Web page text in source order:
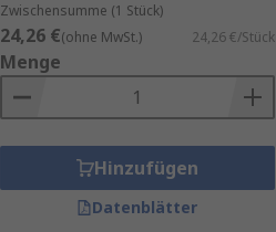
Zwischensumme (1 Stück)
24,26 €(ohne MwSt.) 24,26 €/Stück
Menge
Hinzufügen
Datenblätter